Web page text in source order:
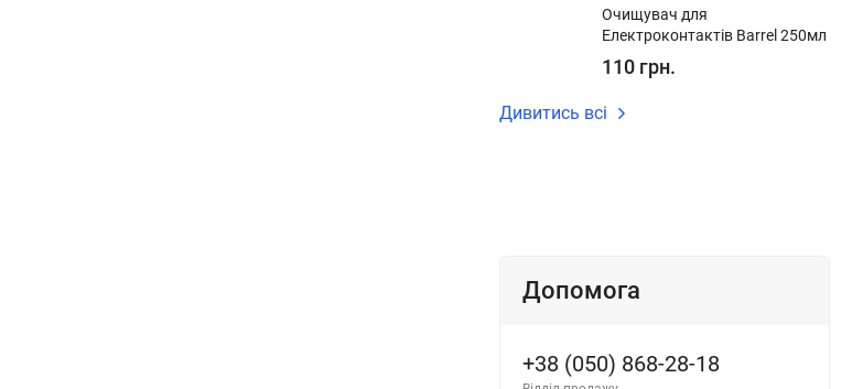
Очищувач для
Електроконтактів Barrel 250мл
110 грн.
Дивитись всі
Допомога
+38 (050) 868-28-18